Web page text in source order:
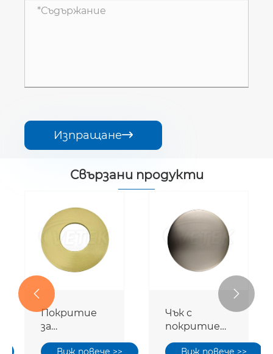
Изпращане
Свързани продукти
Покритие
за
покритие
Виж повече >>
Чък с
покритие
от карбид
Виж повече >>
 